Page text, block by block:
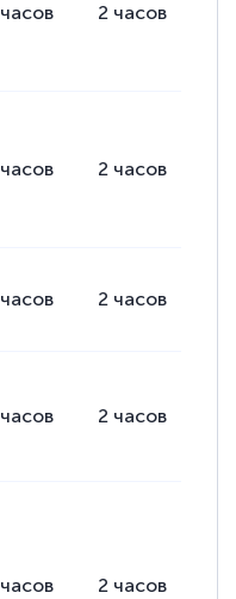
часов 2 часов
часов 2 часов
часов 2 часов
часов 2 часов
часов 2 часов